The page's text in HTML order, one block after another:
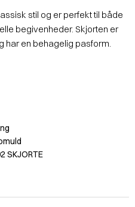
stil og er perfekt til både
begivenheder. Skjorten er
har en behagelig pasform.
SKJORTE